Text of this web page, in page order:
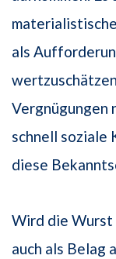
als
Vergnügungen
schnell soziale
diese
Wird die Wurst
auch als Belag